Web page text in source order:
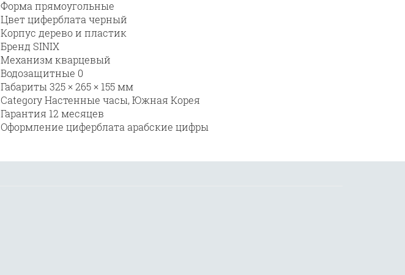
Форма прямоугольные
Цвет циферблата черный
Корпус дерево и пластик
Бренд SINIX
Механизм кварцевый
Водозащитные 0
Габариты 325 × 265 × 155 мм
Category Настенные часы, Южная Корея
Гарантия 12 месяцев
Оформление циферблата арабские цифры